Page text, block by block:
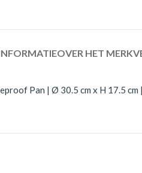
OVER HET MERK
Pan | Ø 30.5 cm x H 17.5